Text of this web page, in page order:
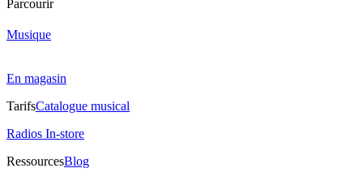
Parcourir
Musique
En magasin
TarifsCatalogue musical
Radios In-store
RessourcesBlog